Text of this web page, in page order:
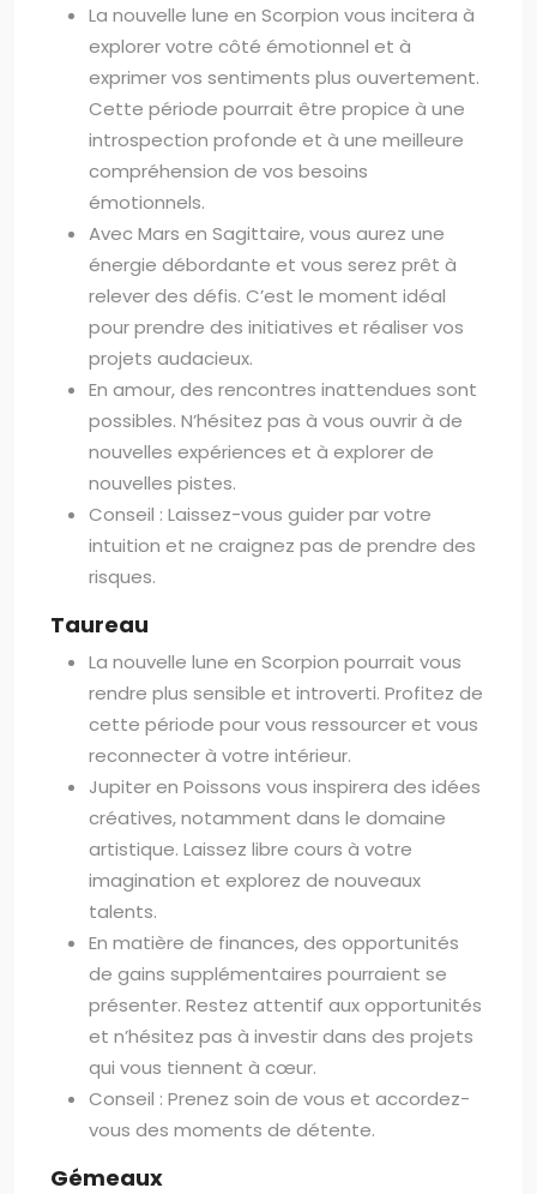
La nouvelle lune en Scorpion vous incitera à
explorer votre côté émotionnel et à
exprimer vos sentiments plus ouvertement.
Cette période pourrait être propice à une
introspection profonde et à une meilleure
compréhension de vos besoins
émotionnels.
Avec Mars en Sagittaire, vous aurez une
énergie débordante et vous serez prêt à
relever des défis. C’est le moment idéal
pour prendre des initiatives et réaliser vos
projets audacieux.
En amour, des rencontres inattendues sont
possibles. N’hésitez pas à vous ouvrir à de
nouvelles expériences et à explorer de
nouvelles pistes.
Conseil : Laissez-vous guider par votre
intuition et ne craignez pas de prendre des
risques.
Taureau
La nouvelle lune en Scorpion pourrait vous
rendre plus sensible et introverti. Profitez de
cette période pour vous ressourcer et vous
reconnecter à votre intérieur.
Jupiter en Poissons vous inspirera des idées
créatives, notamment dans le domaine
artistique. Laissez libre cours à votre
imagination et explorez de nouveaux
talents.
En matière de finances, des opportunités
de gains supplémentaires pourraient se
présenter. Restez attentif aux opportunités
et n’hésitez pas à investir dans des projets
qui vous tiennent à cœur.
Conseil : Prenez soin de vous et accordez-
vous des moments de détente.
Gémeaux